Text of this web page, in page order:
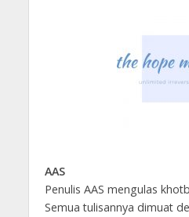
AAS
Penulis AAS mengulas
Semua tulisannya dimuat